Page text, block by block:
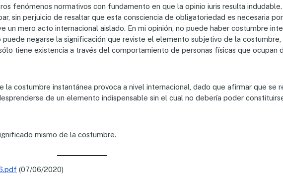
fenómenos normativos con fundamento en que la opinio iuris resulta
sin perjuicio de resaltar que esta consciencia de obligatoriedad es necesaria
mero acto internacional aislado. En mi opinión, no puede haber costumbre
negarse la significación que reviste el elemento subjetivo de la
tiene existencia a través del comportamiento de personas físicas que ocupan
costumbre instantánea provoca a nivel internacional, dado que afirmar que se
de un elemento indispensable sin el cual no debería poder
mismo de la costumbre.
(07/06/2020)